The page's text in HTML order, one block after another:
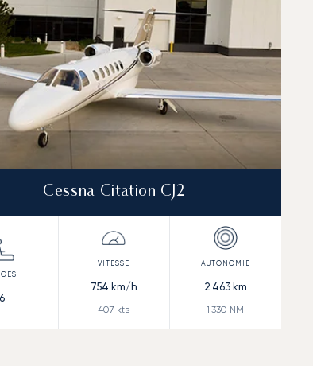
Cessna Citation CJ2
6
754 km/h
407 kts
2 463km
1 330 NM